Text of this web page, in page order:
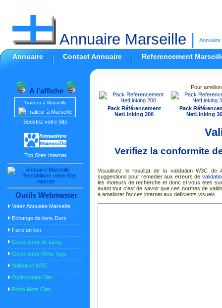
Annuaire Marseille Annuaire
Annuaire Contact Annuaire Referencement
A l'affiche
Traiteur à Marseille
Boostez votre Site
Top Sites Internet
Outils Webmaster
Votez Annuaire Marseille
Echange de liens Durs
Faire un lien
Generateur de Liens
Generateur Meta Tags
Validation W3C
Optimisation Site
Poids Mots Cles
Pour
Pack Référencement
NetLinking 200
Pack
NetLinking
Verifiez la conformite
Visualisez le resultat de la validation W3C de
suggestions pour remedier aux erreurs de
les moteurs de recherche et donc si vous etes
avant tout c'est de savoir que ces normes de
a ameliorer l'acces internet aux deficients visuels.